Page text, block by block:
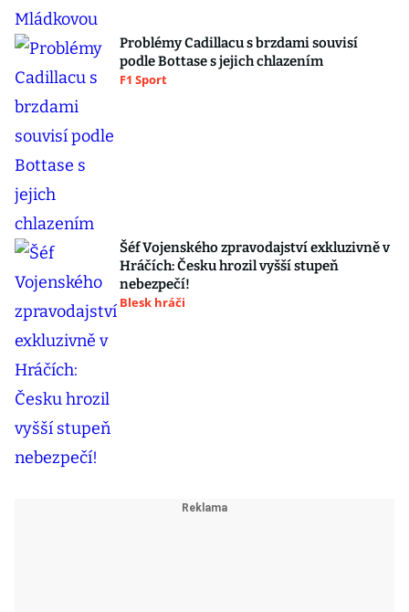
Problémy Cadillacu s brzdami souvisí
podle Bottase s jejich chlazením
F1 Sport
Šéf Vojenského zpravodajství exkluzivně v
Hráčích: Česku hrozil vyšší stupeň
nebezpečí!
Blesk hráči